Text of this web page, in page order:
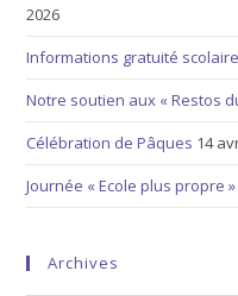
2026
Informations gratuité scolaire
Notre soutien aux « Restos
Célébration de Pâques 14
Journée « Ecole plus propre
Archives